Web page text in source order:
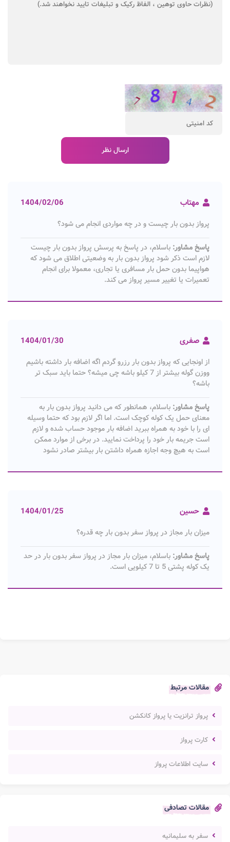
مقالات مرتبط
پرواز ترانزیت یا پرواز کانکشن
کارت پرواز
سایت اطلاعات پرواز
مقالات تصادفی
سفر به سلیمانیه
مهتاب 1404/02/06
پرواز بدون بار چیست و در چه مواردی انجام می شود؟
پاسخ مشاور: باسلام، در پاسخ به پرسش پرواز بدون بار چیست
لازم است ذکر شود پرواز بدون بار به وضعیتی اطلاق می شود که
هواپیما بدون حمل بار مسافری یا تجاری، معمولا برای انجام
تعمیرات یا تغییر مسیر پرواز می کند.
صفری 1404/01/30
از اونجایی که پرواز بدون بار رزرو گردم اگه اضافه بار داشته باشیم
ووزن گوله بیشتر از 7 کیلو باشه چی میشه؟ حتما باید سبک تر
باشه؟
پاسخ مشاور: باسلام، همانطور که می دانید پرواز بدون بار به
معنای حمل یک کوله کوچک است. اما اگر لازم بود که حتما وسیله
ای را با خود به همراه ببرید اضافه بار موجود حساب شده و لازم
است جریمه بار خود را پرداخت نمایید. در برخی از موارد ممکن
است به هیچ وجه اجازه همراه داشتن بار بیشتر صادر نشود
حسین 1404/01/25
میزان بار مجاز در پرواز سفر بدون بار چه قدره؟
پاسخ مشاور: باسلام، میزان بار مجاز در پرواز سفر بدون بار در حد
یک کوله پشتی 5 تا 7 کیلویی است.